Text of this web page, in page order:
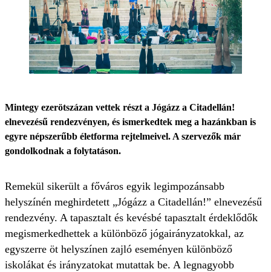
Mintegy ezerötszázan vettek részt a Jógázz a Citadellán!
elnevezésű rendezvényen, és ismerkedtek meg a hazánkban is
egyre népszerűbb életforma rejtelmeivel. A szervezők már
gondolkodnak a folytatáson.
Remekül sikerült a főváros egyik legimpozánsabb
helyszínén meghirdetett „Jógázz a Citadellán!” elnevezésű
rendezvény. A tapasztalt és kevésbé tapasztalt érdeklődők
megismerkedhettek a különböző jógairányzatokkal, az
egyszerre öt helyszínen zajló eseményen különböző
iskolákat és irányzatokat mutattak be. A legnagyobb